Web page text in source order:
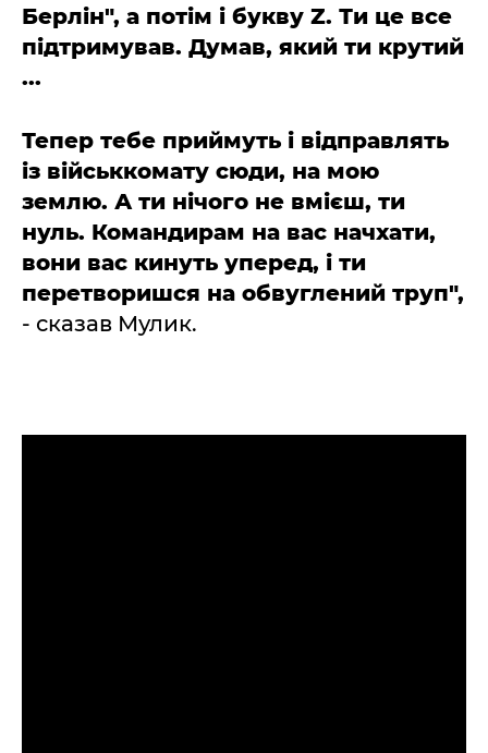
Берлін", а потім і букву Z. Ти це все
підтримував. Думав, який ти крутий
...
Тепер тебе приймуть і відправлять
із військкомату сюди, на мою
землю. А ти нічого не вмієш, ти
нуль. Командирам на вас начхати,
вони вас кинуть уперед, і ти
перетворишся на обвуглений труп",
- сказав Мулик.